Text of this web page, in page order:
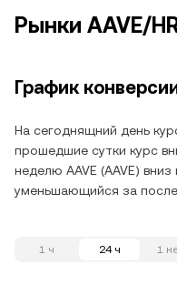
Рынки AAVE/
График
На сегоднящний день
прошедшие сутки курс
неделю AAVE (AAVE) вниз
уменьшающийся за
1 ч 24 ч 1